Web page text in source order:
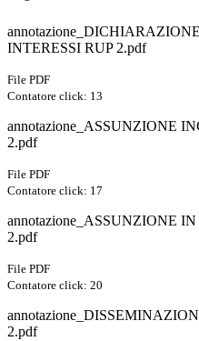
INTERESSI RUP 2.pdf
File PDF
Contatore click: 13
annotazione_ASSUNZIONE
2.pdf
File PDF
Contatore click: 17
annotazione_ASSUNZIONE
2.pdf
File PDF
Contatore click: 20
2.pdf